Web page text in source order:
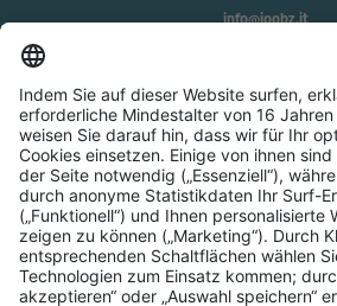
info@joobz.it
Impressum
Datenschutz
AGB
Cookie-Einstellungen
Service
Über uns